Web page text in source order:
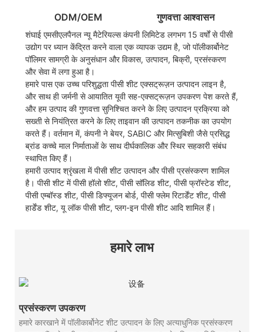
ODM/OEM गुणवत्ता आश्वासन
शंघाई एमसीएलपैनल न्यू मैटेरियल्स कंपनी लिमिटेड लगभग 15 वर्षों से पीसी
उद्योग पर ध्यान केंद्रित करने वाला एक व्यापक उद्यम है, जो पॉलीकार्बोनेट
पॉलिमर सामग्री के अनुसंधान और विकास, उत्पादन, बिक्री, प्रसंस्करण
और सेवा में लगा हुआ है।
हमारे पास एक उच्च परिशुद्धता पीसी शीट एक्सट्रूज़न उत्पादन लाइन है,
और साथ ही जर्मनी से आयातित यूवी सह-एक्सट्रूज़न उपकरण पेश करते हैं,
और हम उत्पाद की गुणवत्ता सुनिश्चित करने के लिए उत्पादन प्रक्रिया को
सख्ती से नियंत्रित करने के लिए ताइवान की उत्पादन तकनीक का उपयोग
करते हैं। वर्तमान में, कंपनी ने बेयर, SABIC और मित्सुबिशी जैसे प्रसिद्ध
ब्रांड कच्चे माल निर्माताओं के साथ दीर्घकालिक और स्थिर सहकारी संबंध
स्थापित किए हैं।
हमारी उत्पाद श्रृंखला में पीसी शीट उत्पादन और पीसी प्रसंस्करण शामिल
है। पीसी शीट में पीसी हॉलो शीट, पीसी सॉलिड शीट, पीसी फ्रॉस्टेड शीट,
पीसी एम्बॉस्ड शीट, पीसी डिफ्यूजन बोर्ड, पीसी फ्लेम रिटार्डेंट शीट, पीसी
हार्डेंड शीट, यू लॉक पीसी शीट, प्लग-इन पीसी शीट आदि शामिल हैं।
हमारे लाभ
प्रसंस्करण उपकरण
हमारे कारखाने में पॉलीकार्बोनेट शीट उत्पादन के लिए अत्याधुनिक प्रसंस्करण